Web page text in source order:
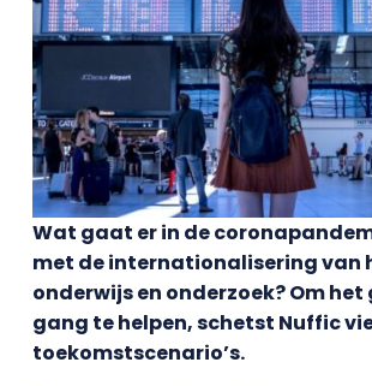
Wat gaat er in de
met de internationalisering van
onderwijs en onderzoek? Om het
gang te helpen, schetst Nuffic
toekomstscenario’s.